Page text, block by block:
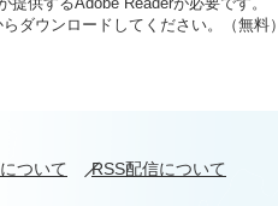
ダウンロードしてください。（無料）
ついて RSS配信について